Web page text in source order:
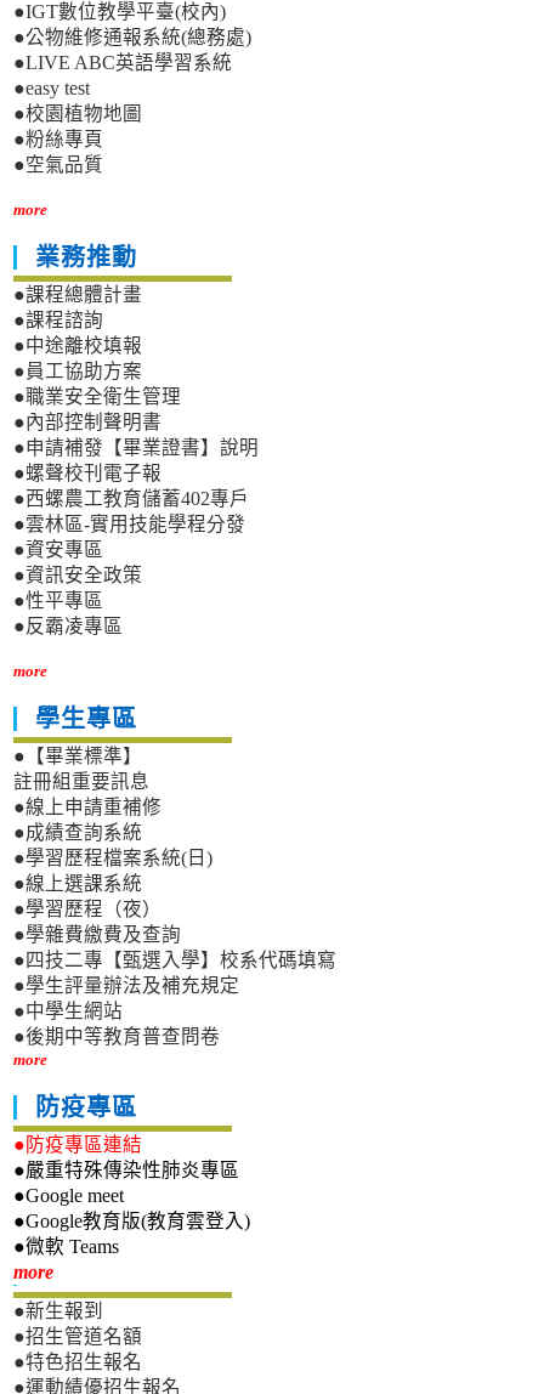
●IGT數位教學平臺(校內)
●公物維修通報系統(總務處)
●LIVE ABC英語學習系統
●easy test
●校園植物地圖
●粉絲專頁
●空氣品質
more
業務推動
●課程總體計畫
●課程諮詢
●中途離校填報
●員工協助方案
●職業安全衛生管理
●內部控制聲明書
●申請補發【畢業證書】說明
●螺聲校刊電子報
●西螺農工教育儲蓄402專戶
●雲林區-實用技能學程分發
●資安專區
●資訊安全政策
●性平專區
●反霸凌專區
more
學生專區
●【畢業標準】
註冊組重要訊息
●線上申請重補修
●成績查詢系統
●學習歷程檔案系統(日)
●線上選課系統
●學習歷程（夜）
●學雜費繳費及查詢
●四技二專【甄選入學】校系代碼填寫
●學生評量辦法及補充規定
●中學生網站
●後期中等教育普查問卷
more
防疫專區
●防疫專區連結
●嚴重特殊傳染性肺炎專區
●Google meet
●Google教育版(教育雲登入)
●微軟 Teams
more新生專區
●新生報到
●招生管道名額
●特色招生報名
●運動績優招生報名